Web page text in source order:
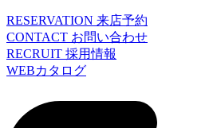
RESERVATION 来店予約
CONTACT お問い合わせ
RECRUIT 採用情報
WEBカタログ